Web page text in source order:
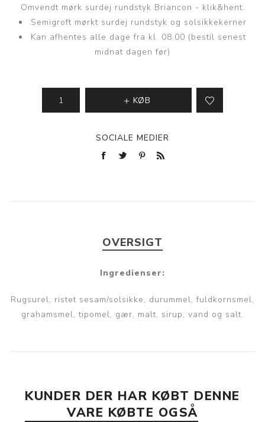
Omvendt mørk surdej rundstyk Briancon - klik&hent.
Semigroft mørkt surdej rundstyk og solsikkekerner
Kan afhentes alle dage fra kl. 08.00 (bestil senest
midnat dagen før)
KØB
SOCIALE MEDIER
OVERSIGT
Ingredienser:
Rugsurel, ristet sesam/solsikke, durummel, fuldkornsmel,
grahamsmel, tipomel, gær, malt, sirup, vand og salt.
KUNDER DER HAR KØBT DENNE
VARE KØBTE OGSÅ